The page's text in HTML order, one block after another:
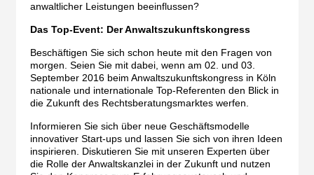
anwaltlicher Leistungen beeinflussen?
Das Top-Event: Der Anwaltszukunftskongress
Beschäftigen Sie sich schon heute mit den Fragen von
morgen. Seien Sie mit dabei, wenn am 02. und 03.
September 2016 beim Anwaltszukunftskongress in Köln
nationale und internationale Top-Referenten den Blick in
die Zukunft des Rechtsberatungsmarktes werfen.
Informieren Sie sich über neue Geschäftsmodelle
innovativer Start-ups und lassen Sie sich von ihren Ideen
inspirieren. Diskutieren Sie mit unseren Experten über
die Rolle der Anwaltskanzlei in der Zukunft und nutzen